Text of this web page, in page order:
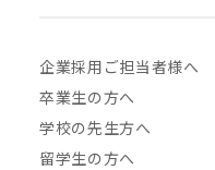
企業採用ご担当者様へ
卒業生の方へ
学校の先生方へ
留学生の方へ